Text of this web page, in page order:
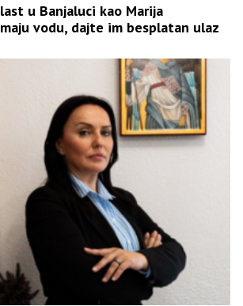
u Banjaluci kao Marija
vodu, dajte im besplatan ulaz